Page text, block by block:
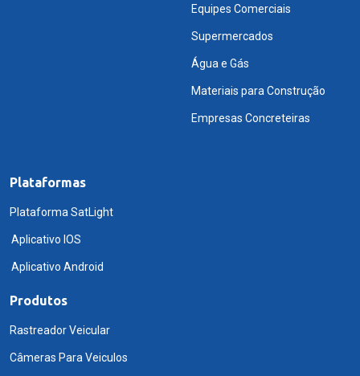
Equipes Comerciais
Supermercados
Água e Gás
Materiais para Construção
Empresas Concreteiras
Plataformas
Plataforma SatLight
Aplicativo IOS
Aplicativo Android
Produtos
Rastreador Veicular
Câmeras Para Veiculos